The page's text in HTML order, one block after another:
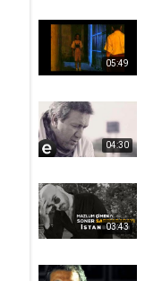
05:49
04:30
03:43